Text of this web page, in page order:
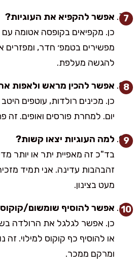
אפשר להקפיא את העוגיות?
כן. מקפיאים בקופסה אטומה עם
מפשירים בטמפ׳ חדר,
להגשה מעלפת.
אפשר להכין מראש ולאפות
כן. מכינים רולדות, עוטפים
יום. למחרת פורסים ואופים. זה
למה העוגיות יצאו קשות?
בד"כ זה מאפיית יתר או יותר
זהבהבות עדינה. אני תמיד
מעט בצינון.
אפשר להוסיף שומשום/
כן. אפשר לגלגל את הרולדה
או להוסיף כף קוקוס למילוי. זה
ומרקם ממכר.